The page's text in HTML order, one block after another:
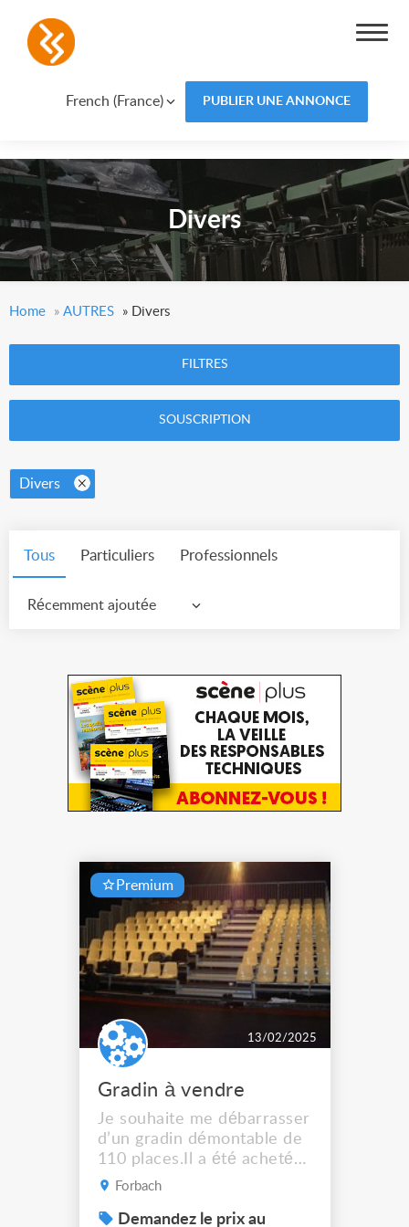
French (France) PUBLIER UNE ANNONCE
Divers
Home » AUTRES » Divers
FILTRES
SOUSCRIPTION
Divers
Tous Particuliers Professionnels
Récemment ajoutée
Premium
13/02/2025
Gradin à vendre
Je souhaite me débarrasser
d’un gradin démontable de
110 places.Il a été acheté
en mai 2000 et a été
salle du musée de la mine
Forbach
Demandez le prix au